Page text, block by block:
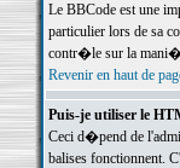
Le BBCode est une
particulier lors de sa
contr�le sur la
Revenir en haut de
Puis-je utiliser le
Ceci d�pend de
balises fonctionnent.